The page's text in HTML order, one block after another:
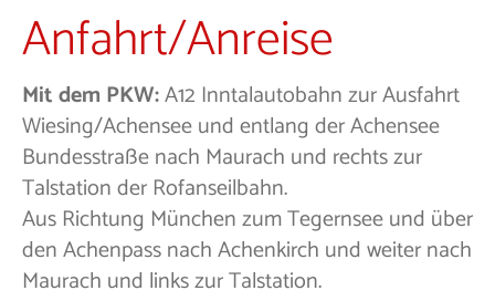
Anfahrt/Anreise
Mit dem PKW:A12 Inntalautobahn zur Ausfahrt
Wiesing/Achensee und entlang der Achensee
Bundesstraße nach Maurach und rechts zur
Talstation der Rofanseilbahn.
Aus Richtung München zum Tegernsee und über
den Achenpass nach Achenkirch und weiter nach
Maurach und links zur Talstation.